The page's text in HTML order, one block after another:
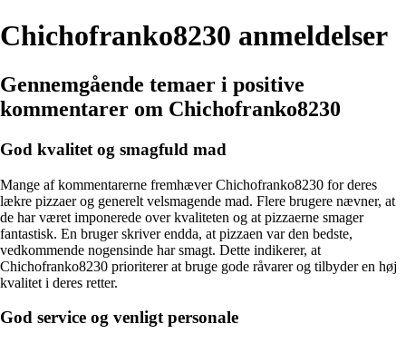
Chichofranko8230 anmeldelser
Gennemgående temaer i positive
kommentarer om Chichofranko8230
God kvalitet og smagfuld mad
Mange af kommentarerne fremhæver Chichofranko8230 for deres
lækre pizzaer og generelt velsmagende mad. Flere brugere nævner, at
de har været imponerede over kvaliteten og at pizzaerne smager
fantastisk. En bruger skriver endda, at pizzaen var den bedste,
vedkommende nogensinde har smagt. Dette indikerer, at
Chichofranko8230 prioriterer at bruge gode råvarer og tilbyder en høj
kvalitet i deres retter.
God service og venligt personale